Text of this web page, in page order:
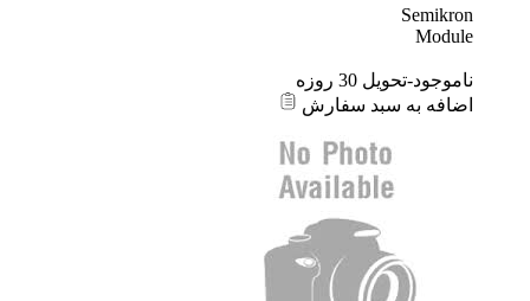
Semikron
Module
ناموجود-تحویل 30 روزه
اضافه به سبد سفارش